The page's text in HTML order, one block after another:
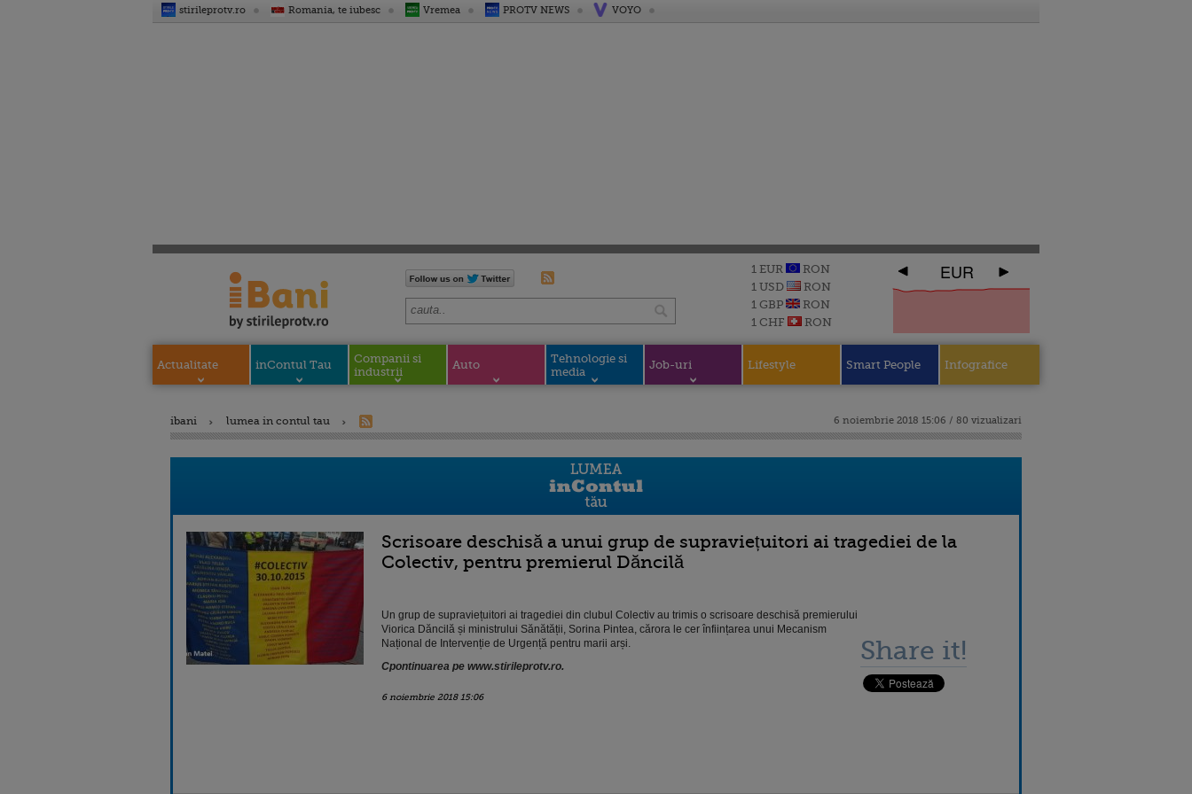
stirileprotv.ro Romania, te iubesc Vremea PROTV NEWS VOYO
1 EUR
RON
1 USD
RON
1 GBP
RON
1 CHF
RON
EUR
Actualitate inContul Tau
Companii si
industrii
Auto
Tehnologie si
media
Job-uri Lifestyle Smart People Infografice
ibani lumea in contul tau 6 noiembrie 2018 15:06 / 80 vizualizari
Scrisoare deschisă a unui grup de supraviețuitori ai tragediei de la
Colectiv, pentru premierul Dăncilă
Un grup de supraviețuitori ai tragediei din clubul Colectiv au trimis o scrisoare deschisă premierului
Viorica Dăncilă și ministrului Sănătății, Sorina Pintea, cărora le cer înființarea unui Mecanism
Național de Intervenție de Urgență pentru marii arși.
Cpontinuarea pe www.stirileprotv.ro.
6 noiembrie 2018 15:06
Share it!